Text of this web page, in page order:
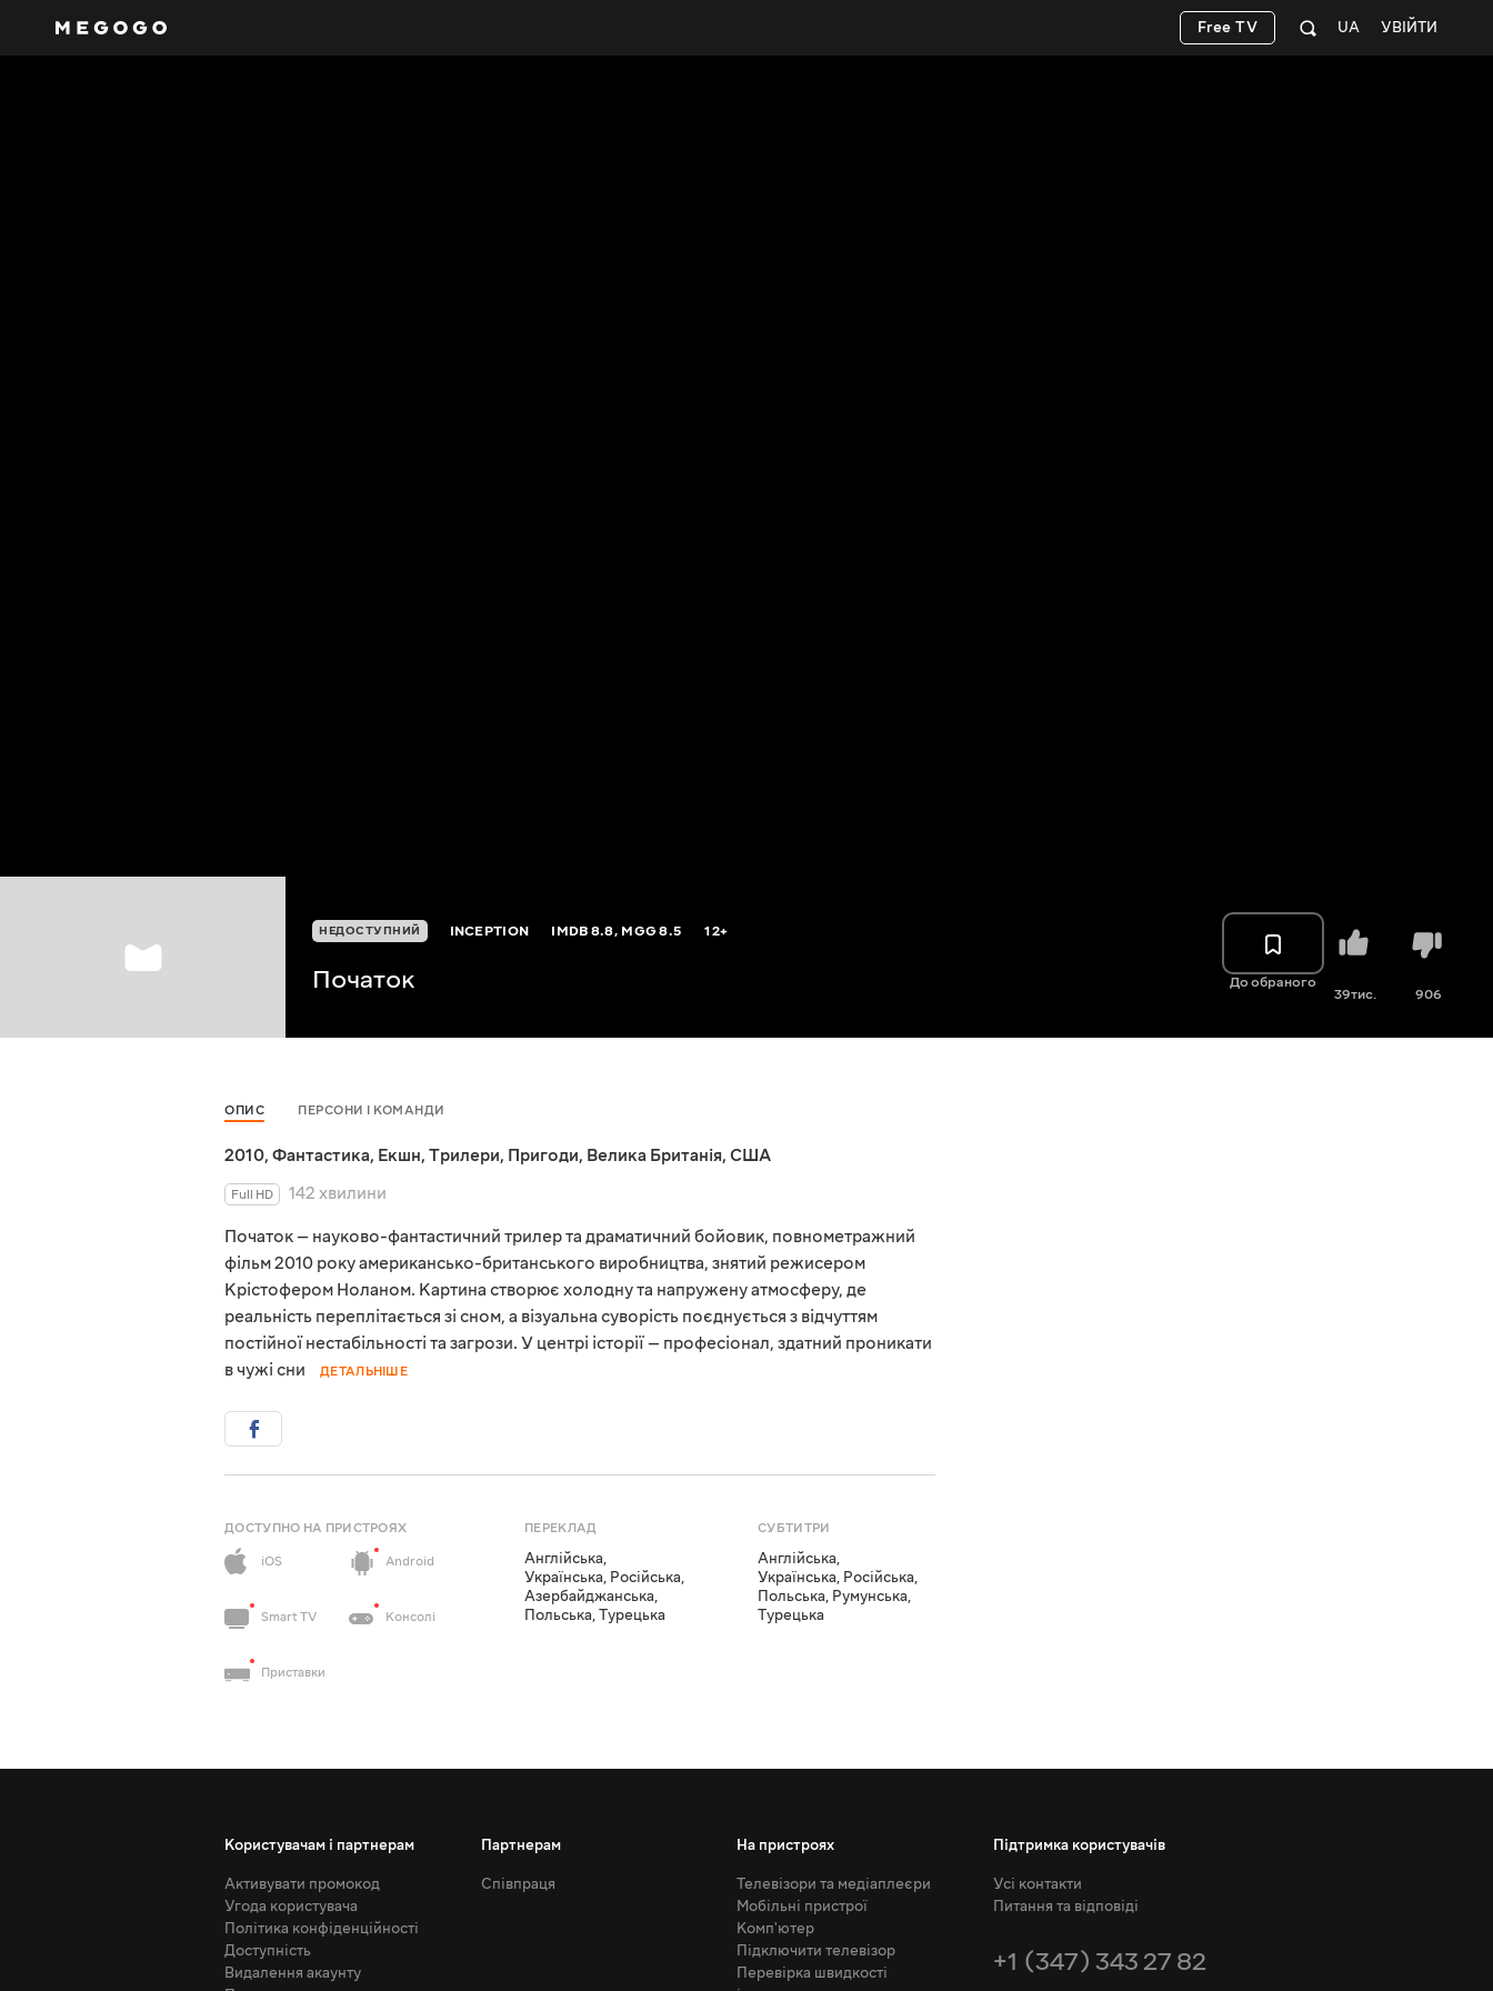
УВІЙТИ
UA
Free TV
НЕДОСТУПНИЙ INCEPTION IMDB8.8, MGG8.5 12+
Початок До обраного
39тис. 906
ОПИС ПЕРСОНИ І КОМАНДИ
2010, Фантастика, Екшн, Трилери, Пригоди, Велика Британія, США
Full HD
142 хвилини
Початок — науково-фантастичний трилер та драматичний бойовик, повнометражний
фільм 2010 року американсько-британського виробництва, знятий режисером
Крістофером Ноланом. Картина створює холодну та напружену атмосферу, де
реальність переплітається зі сном, а візуальна суворість поєднується з відчуттям
постійної нестабільності та загрози. У центрі історії — професіонал, здатний проникати
в чужі сни
ДЕТАЛЬНІШЕ
ДОСТУПНО НА ПРИСТРОЯХ
iOS
Android
Smart TV Консолі
Приставки
ПЕРЕКЛАД
Англійська,
Українська, Російська,
Азербайджанська,
Польська,Турецька
СУБТИТРИ
Англійська,
Українська, Російська,
Польська, Румунська,
Турецька
Користувачам і партнерам
Активувати промокод
Угода користувача
Політика конфіденційності
Доступність
Видалення акаунту
Партнерам
Співпраця
На пристроях
Телевізори та медіаплеєри
Мобільні пристрої
Комп'ютер
Підключити телевізор
Перевірка швидкості
Підтримка користувачів
Усі контакти
Питання та відповіді
+1 (347) 343 27 82